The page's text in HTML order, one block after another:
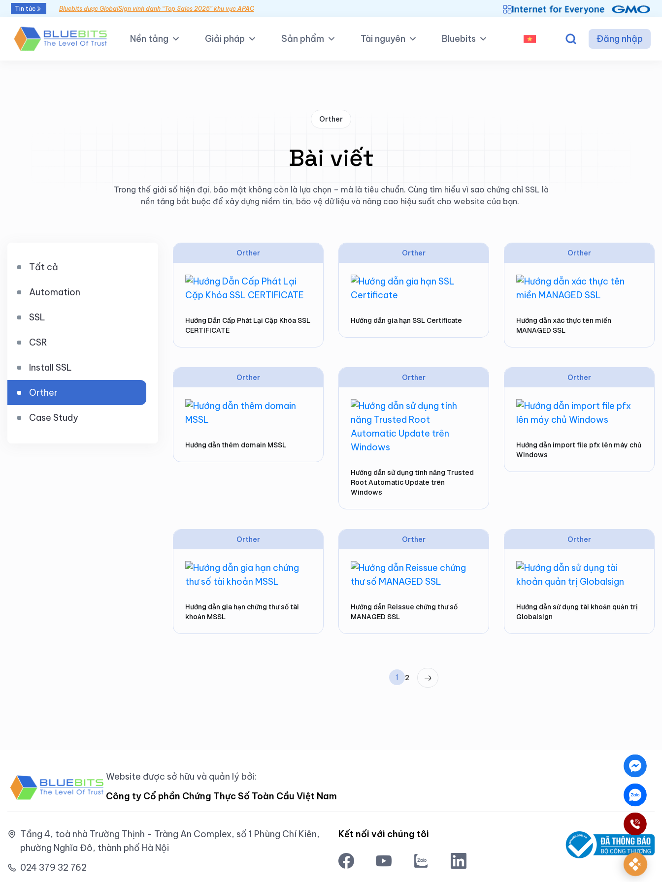
Tin tức Bluebits được GlobalSign vinh danh “Top Sales 2025” khu vực APAC
Nền tảng Giải pháp Sản phẩm Tài nguyên Bluebits Đăng nhập
Orther
Bài viết
Trong thế giới số hiện đại, bảo mật không còn là lựa chọn – mà là tiêu chuẩn. Cùng tìm hiểu vì sao chứng chỉ SSL là
nền tảng bắt buộc để xây dựng niềm tin, bảo vệ dữ liệu và nâng cao hiệu suất cho website của bạn.
Tất cả
Automation
SSL
CSR
Install SSL
Orther
Case Study
Orther
Hướng Dẫn Cấp Phát Lại Cặp Khóa SSL
CERTIFICATE
Orther
Hướng dẫn gia hạn SSL Certificate
Orther
Hướng dẫn xác thực tên miền
MANAGED SSL
Orther
Hướng dẫn thêm domain MSSL
Orther
Hướng dẫn sử dụng tính năng Trusted
Root Automatic Update trên
Windows
Orther
Hướng dẫn import file pfx lên máy chủ
Windows
Orther
Hướng dẫn gia hạn chứng thư số tài
khoản MSSL
Orther
Hướng dẫn Reissue chứng thư số
MANAGED SSL
Orther
Hướng dẫn sử dụng tài khoản quản trị
Globalsign
1 2
Website được sở hữu và quản lý bởi:
Công ty Cổ phần Chứng Thực Số Toàn Cầu Việt Nam
Tầng 4, toà nhà Trường Thịnh - Tràng An Complex, số 1 Phùng Chí Kiên,
phường Nghĩa Đô, thành phố Hà Nội
024 379 32 762
Kết nối với chúng tôi